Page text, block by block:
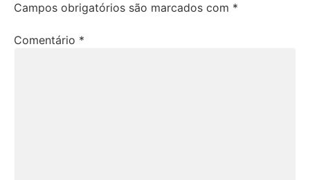
Campos obrigatórios são marcados com *
Comentário *